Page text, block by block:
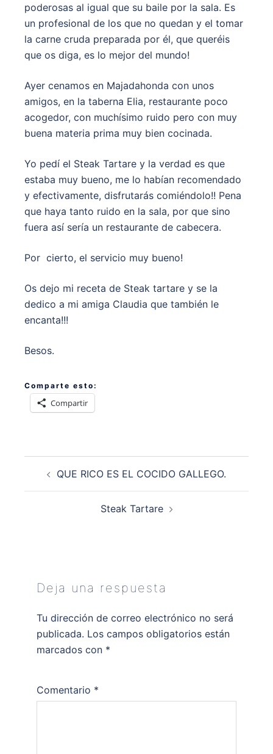
poderosas al igual que su baile por la sala. Es
un profesional de los que no quedan y el tomar
la carne cruda preparada por él, que queréis
que os diga, es lo mejor del mundo!
Ayer cenamos en Majadahonda con unos
amigos, en la taberna Elia, restaurante poco
acogedor, con muchísimo ruido pero con muy
buena materia prima muy bien cocinada.
Yo pedí el Steak Tartare y la verdad es que
estaba muy bueno, me lo habían recomendado
y efectivamente, disfrutarás comiéndolo!! Pena
que haya tanto ruido en la sala, por que sino
fuera así sería un restaurante de cabecera.
Por cierto, el servicio muy bueno!
Os dejo mi receta de Steak tartare y se la
dedico a mi amiga Claudia que también le
encanta!!!
Besos.
Comparte esto:
Compartir
entradas
QUE RICO ES EL COCIDO GALLEGO.
Steak Tartare
Deja una respuesta
Tu dirección de correo electrónico no será
publicada. Los campos obligatorios están
marcados con *
Comentario *